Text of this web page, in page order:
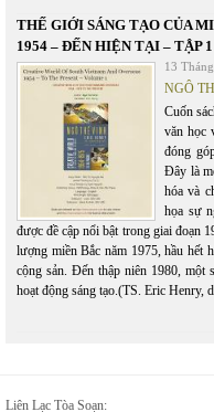
THẾ GIỚI SÁNG TẠO CỦA
1954 – ĐẾN HIỆN TẠI – TẬP 1
13
NGÔ
Cuốn
văn học
đóng
Đây là
hóa và
họa sự
được đề cập nổi bật trong giai đoạn
lượng miền Bắc năm 1975, hầu hết
cộng sản. Đến thập niên 1980, một
hoạt động sáng tạo.(TS. Eric Henry,
Liên Lạc Tòa Soạn: